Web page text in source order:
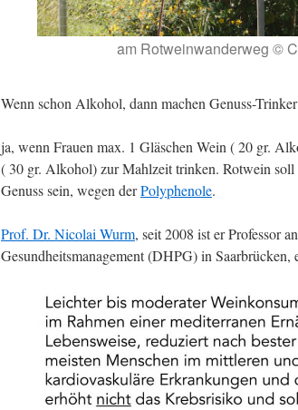
am Rotweinwanderweg ©
Wenn schon Alkohol, dann machen Genuss-
ja, wenn Frauen max. 1 Gläschen Wein ( 20 gr.
( 30 gr. Alkohol) zur Mahlzeit trinken. Rotwein
Genuss sein, wegen derPolyphenole.
Prof. Dr. Nicolai Wurm, seit 2008 ist er Professor
Gesundheitsmanagement (DHPG) in